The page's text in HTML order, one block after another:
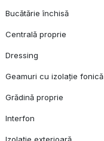
Bucătărie închisă
Centrală proprie
Dressing
Geamuri cu izolație fonică
Grădină proprie
Interfon